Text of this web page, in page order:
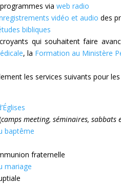
viaweb radio
vidéo et audio des
bibliques
qui souhaitent faire
, la Formation au Ministère
les services suivants pour
camps meeting, séminaires, sabbats
baptême
fraternelle
mariage